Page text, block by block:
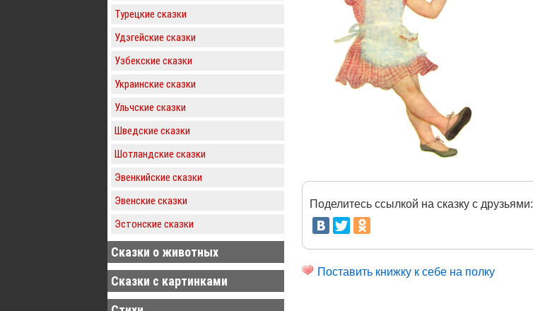
Турецкие сказки
Удэгейские сказки
Узбекские сказки
Украинские сказки
Ульчские сказки
Шведские сказки
Шотландские сказки
Эвенкийские сказки
Эвенские сказки
Эстонские сказки
Сказки о животных
Сказки с картинками
Поделитесь ссылкой на сказку с друзьями:
Поставить книжку к себе на полку